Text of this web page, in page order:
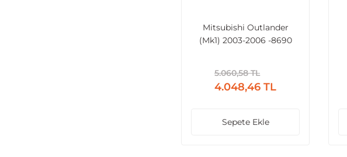
Mitsubishi Outlander
(Mk1) 2003-2006 -8690
5.060,58 TL
4.048,46 TL
Sepete Ekle